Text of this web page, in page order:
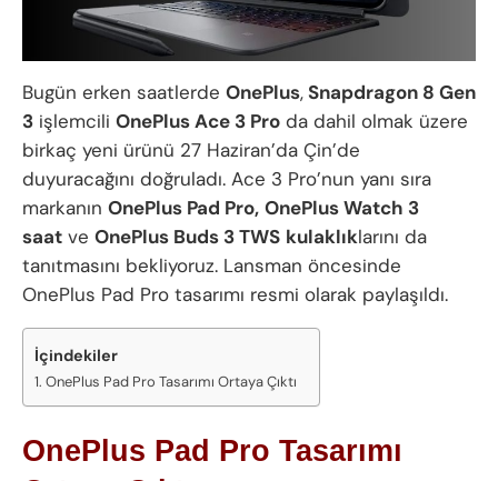
Bugün erken saatlerde OnePlus,Snapdragon 8 Gen
3 işlemcili OnePlus Ace 3 Pro da dahil olmak üzere
birkaç yeni ürünü 27 Haziran’da Çin’de
duyuracağını doğruladı. Ace 3 Pro’nun yanı sıra
markanın OnePlus Pad Pro, OnePlus Watch 3
saat ve OnePlus Buds 3 TWS kulaklıklarını da
tanıtmasını bekliyoruz. Lansman öncesinde
OnePlus Pad Pro tasarımı resmi olarak paylaşıldı.
İçindekiler
OnePlus Pad Pro Tasarımı Ortaya Çıktı
OnePlus Pad Pro Tasarımı